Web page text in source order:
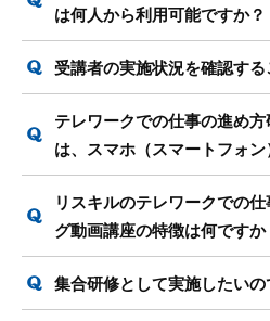
は何人から利用可能ですか？
受講者の実施状況を確認す
テレワークでの仕事の進め
は、スマホ（スマートフォ
リスキルのテレワークでの
グ動画講座の特徴は何ですか
集合研修として実施したい